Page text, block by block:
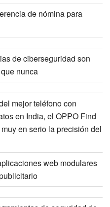
de nómina para
de ciberseguridad son
nunca
mejor teléfono con
en India, el OPPO Find
en serio la precisión del
web modulares